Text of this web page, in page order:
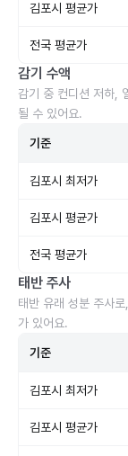
김포시 평균가
전국 평균가
감기 수액
감기 중 컨디션 저하,
될 수 있어요.
기준
김포시 최저가
김포시 평균가
전국 평균가
태반 주사
태반 유래 성분 주사
가 있어요.
기준
김포시 최저가
김포시 평균가